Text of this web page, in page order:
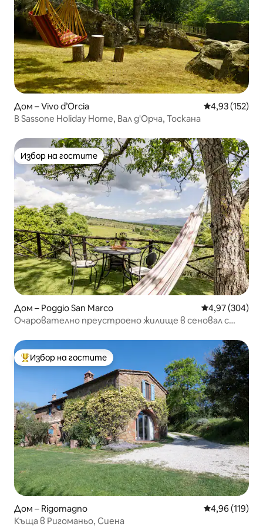
Дом – Vivo d’Orcia Средна
4,93 (152)
В Sassone Holiday Home, Вал д'Орча, Тоскана
Избор на гостите
Избор на гостите
Дом – Poggio San Marco Средна
4,97 (304)
Очарователно преустроено жилище в сеновал с
Най-популярен избор на гостите
Избор на гостите
Дом – Rigomagno Средна
4,96 (119)
Къща в Ригоманьо, Сиена